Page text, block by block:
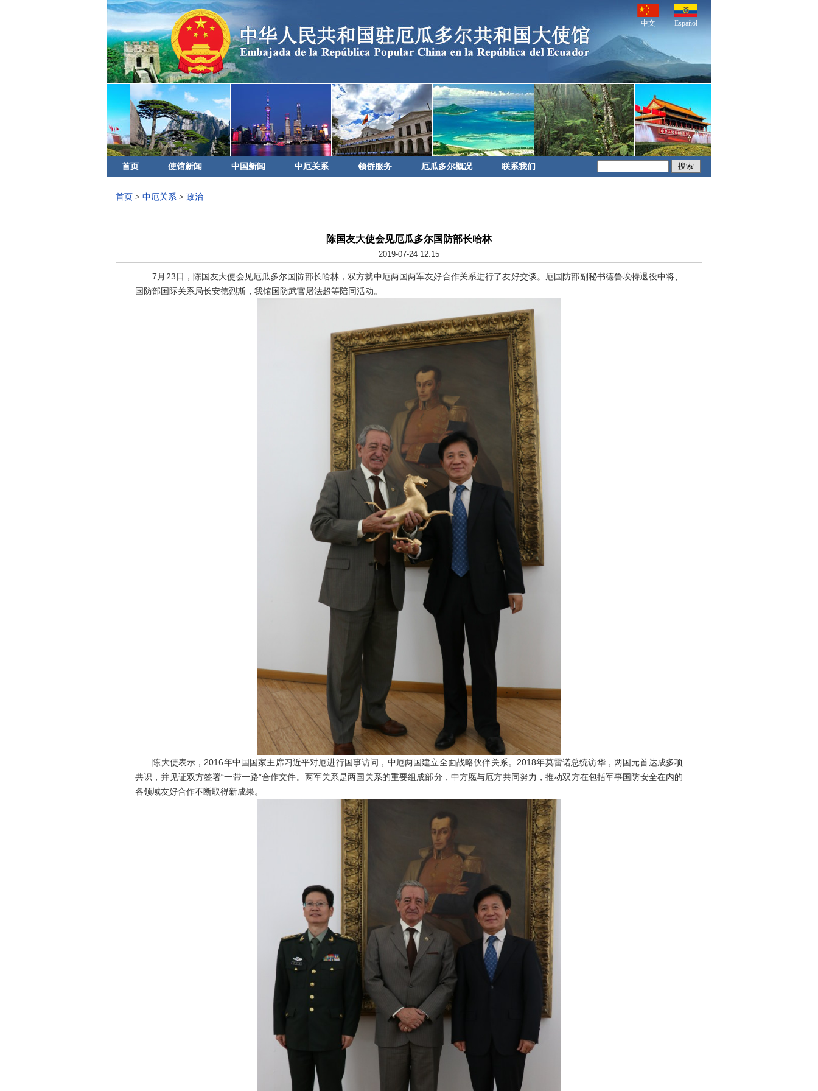
中文 Español
首页 使馆新闻 中国新闻 中厄关系 领侨服务 厄瓜多尔概况 联系我们
首页 > 中厄关系 > 政治
陈国友大使会见厄瓜多尔国防部长哈林
2019-07-24 12:15
7月23日，陈国友大使会见厄瓜多尔国防部长哈林，双方就中厄两国两军友好合作关系进行了友好交谈。厄国防部副秘书德鲁埃特退役中将、
国防部国际关系局长安德烈斯，我馆国防武官屠法超等陪同活动。
陈大使表示，2016年中国国家主席习近平对厄进行国事访问，中厄两国建立全面战略伙伴关系。2018年莫雷诺总统访华，两国元首达成多项
共识，并见证双方签署“一带一路”合作文件。两军关系是两国关系的重要组成部分，中方愿与厄方共同努力，推动双方在包括军事国防安全在内的
各领域友好合作不断取得新成果。